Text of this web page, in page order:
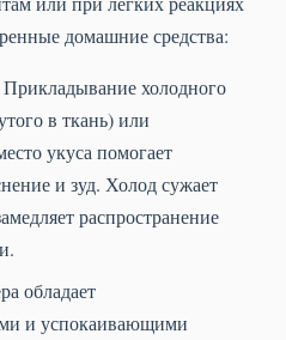
домашние средства:
Прикладывание холодного
в ткань) или
укуса помогает
и зуд. Холод сужает
распространение
обладает
и успокаивающими